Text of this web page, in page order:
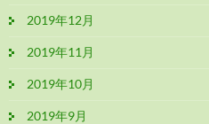
2019年12月
2019年11月
2019年10月
2019年9月